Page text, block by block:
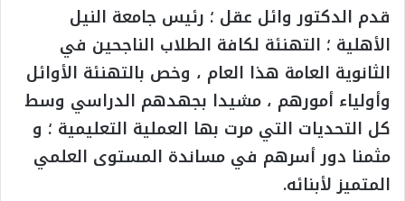
قدم الدكتور وائل عقل ؛ رئيس جامعة النيل
الأهلية ؛ التهنئة لكافة الطلاب الناجحين في
الثانوية العامة هذا العام ، وخص بالتهنئة الأوائل
وأولياء أمورهم ، مشيدا بجهدهم الدراسي وسط
كل التحديات التي مرت بها العملية التعليمية ؛ و
مثمنا دور أسرهم في مساندة المستوى العلمي
المتميز لأبنائه.